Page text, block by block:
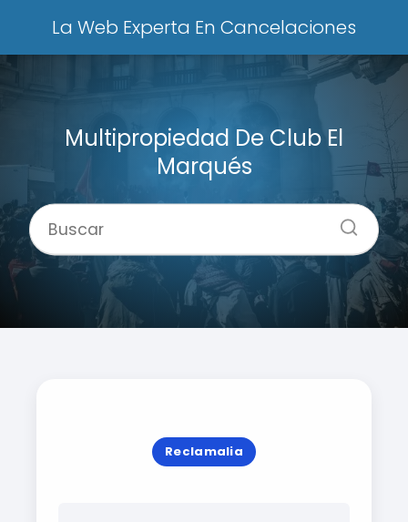
La Web Experta En Cancelaciones
Multipropiedad De Club El
Marqués
Reclamalia